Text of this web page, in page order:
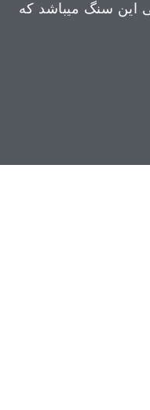
این سنگ میباشد که